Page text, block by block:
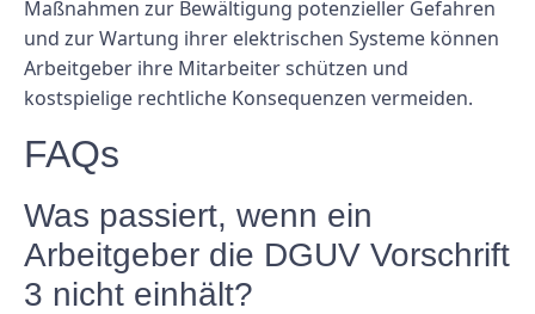
Maßnahmen zur Bewältigung potenzieller Gefahren
und zur Wartung ihrer elektrischen Systeme können
Arbeitgeber ihre Mitarbeiter schützen und
kostspielige rechtliche Konsequenzen vermeiden.
FAQs
Was passiert, wenn ein
Arbeitgeber die DGUV Vorschrift
3 nicht einhält?